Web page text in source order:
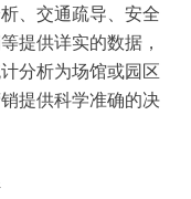
、交通疏导、安全
提供详实的数据，
分析为场馆或园区
提供科学准确的决